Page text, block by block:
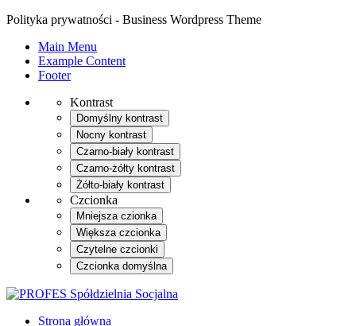
Polityka prywatności - Business Wordpress Theme
Main Menu
Example Content
Footer
Kontrast
Domyślny kontrast
Nocny kontrast
Czarno-biały kontrast
Czarno-żółty kontrast
Żółto-biały kontrast
Czcionka
Mniejsza czionka
Większa czcionka
Czytelne czcionki
Czcionka domyślna
Strona główna